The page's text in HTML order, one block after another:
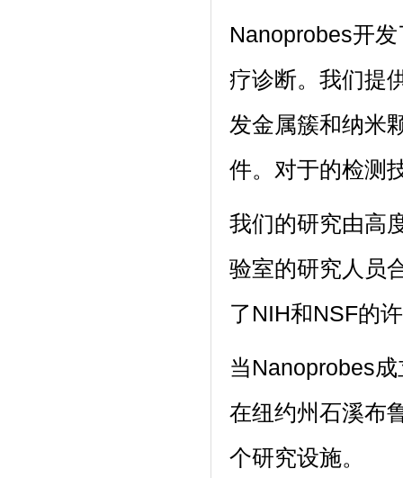
Nanoprobes开
疗诊断。我们提
发金属簇和纳米
件。对于的检测
我们的研究由高
验室的研究人员
了NIH和NSF的
当Nanoprobes
在纽约州石溪布
个研究设施。